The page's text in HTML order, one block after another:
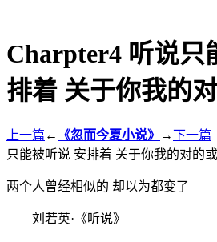
Charpter4 听说只
排着 关于你我的
上一篇 ← 《忽而今夏小说》 →下一篇
只能被听说 安排着 关于你我的对的
两个人曾经相似的 却以为都变了
——刘若英·《听说》